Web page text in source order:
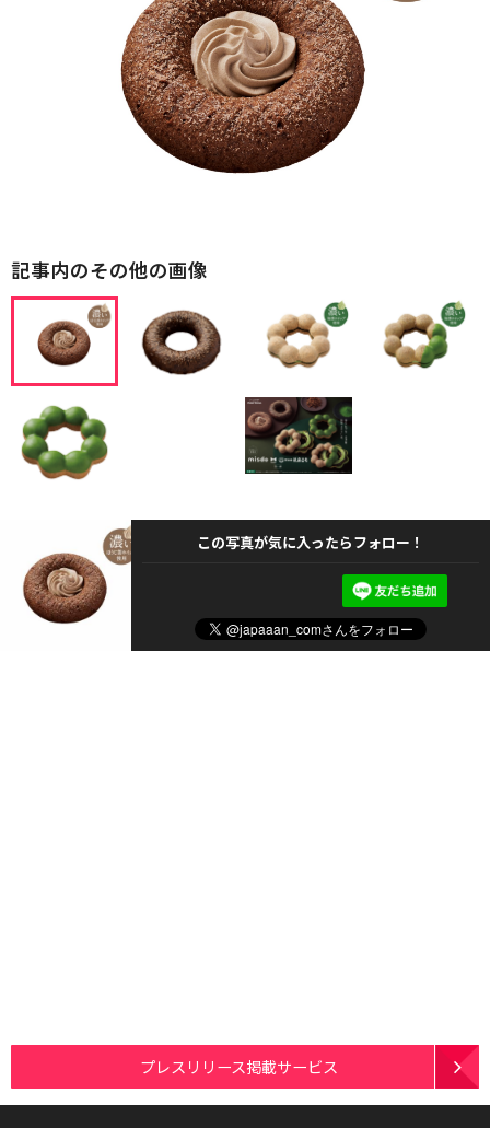
記事内のその他の画像
この写真が気に入ったらフォロー！
プレスリリース掲載サービス